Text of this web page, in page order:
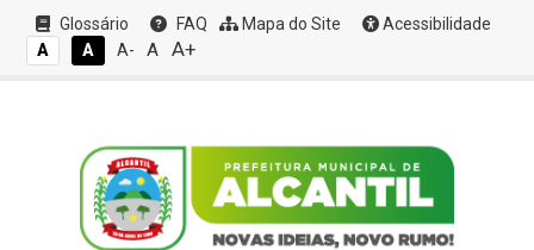
Glossário FAQ Mapa do Site
Acessibilidade
A
A A- A A+